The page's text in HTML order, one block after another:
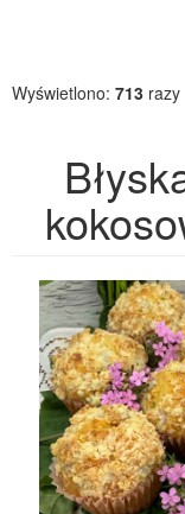
Wyświetlono: 713 razy